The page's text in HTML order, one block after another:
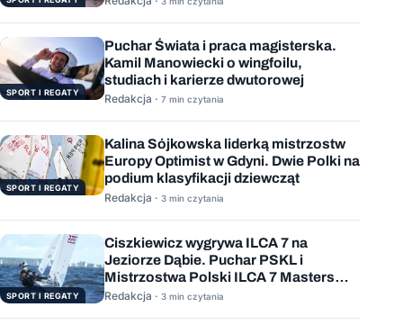
SPORT I REGATY
Puchar Świata i praca magisterska.
Kamil Manowiecki o wingfoilu,
studiach i karierze dwutorowej
Redakcja · 7 min czytania
SPORT I REGATY
Kalina Sójkowska liderką mistrzostw
Europy Optimist w Gdyni. Dwie Polki na
podium klasyfikacji dziewcząt
Redakcja · 3 min czytania
SPORT I REGATY
Ciszkiewicz wygrywa ILCA 7 na
Jeziorze Dąbie. Puchar PSKL i
Mistrzostwa Polski ILCA 7 Masters
rozstrzygnięte
Redakcja · 3 min czytania